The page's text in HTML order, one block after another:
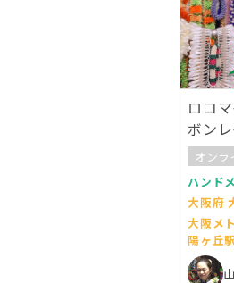
ロコ
ボン
オンラ
ハンド
大阪府
大阪メ
陽ヶ丘